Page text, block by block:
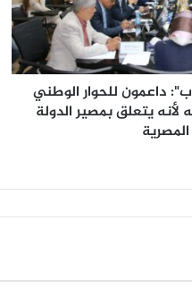
داعمون للحوار الوطني
يتعلق بمصير الدولة
المصرية